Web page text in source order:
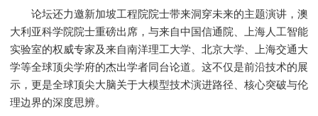
论坛还力邀新加坡工程院院士带来洞穿未来的主题演讲，澳
大利亚科学院院士重磅出席，与来自中国信通院、上海人工智能
实验室的权威专家及来自南洋理工大学、北京大学、上海交通大
学等全球顶尖学府的杰出学者同台论道。这不仅是前沿技术的展
示，更是全球顶尖大脑关于大模型技术演进路径、核心突破与伦
理边界的深度思辨。